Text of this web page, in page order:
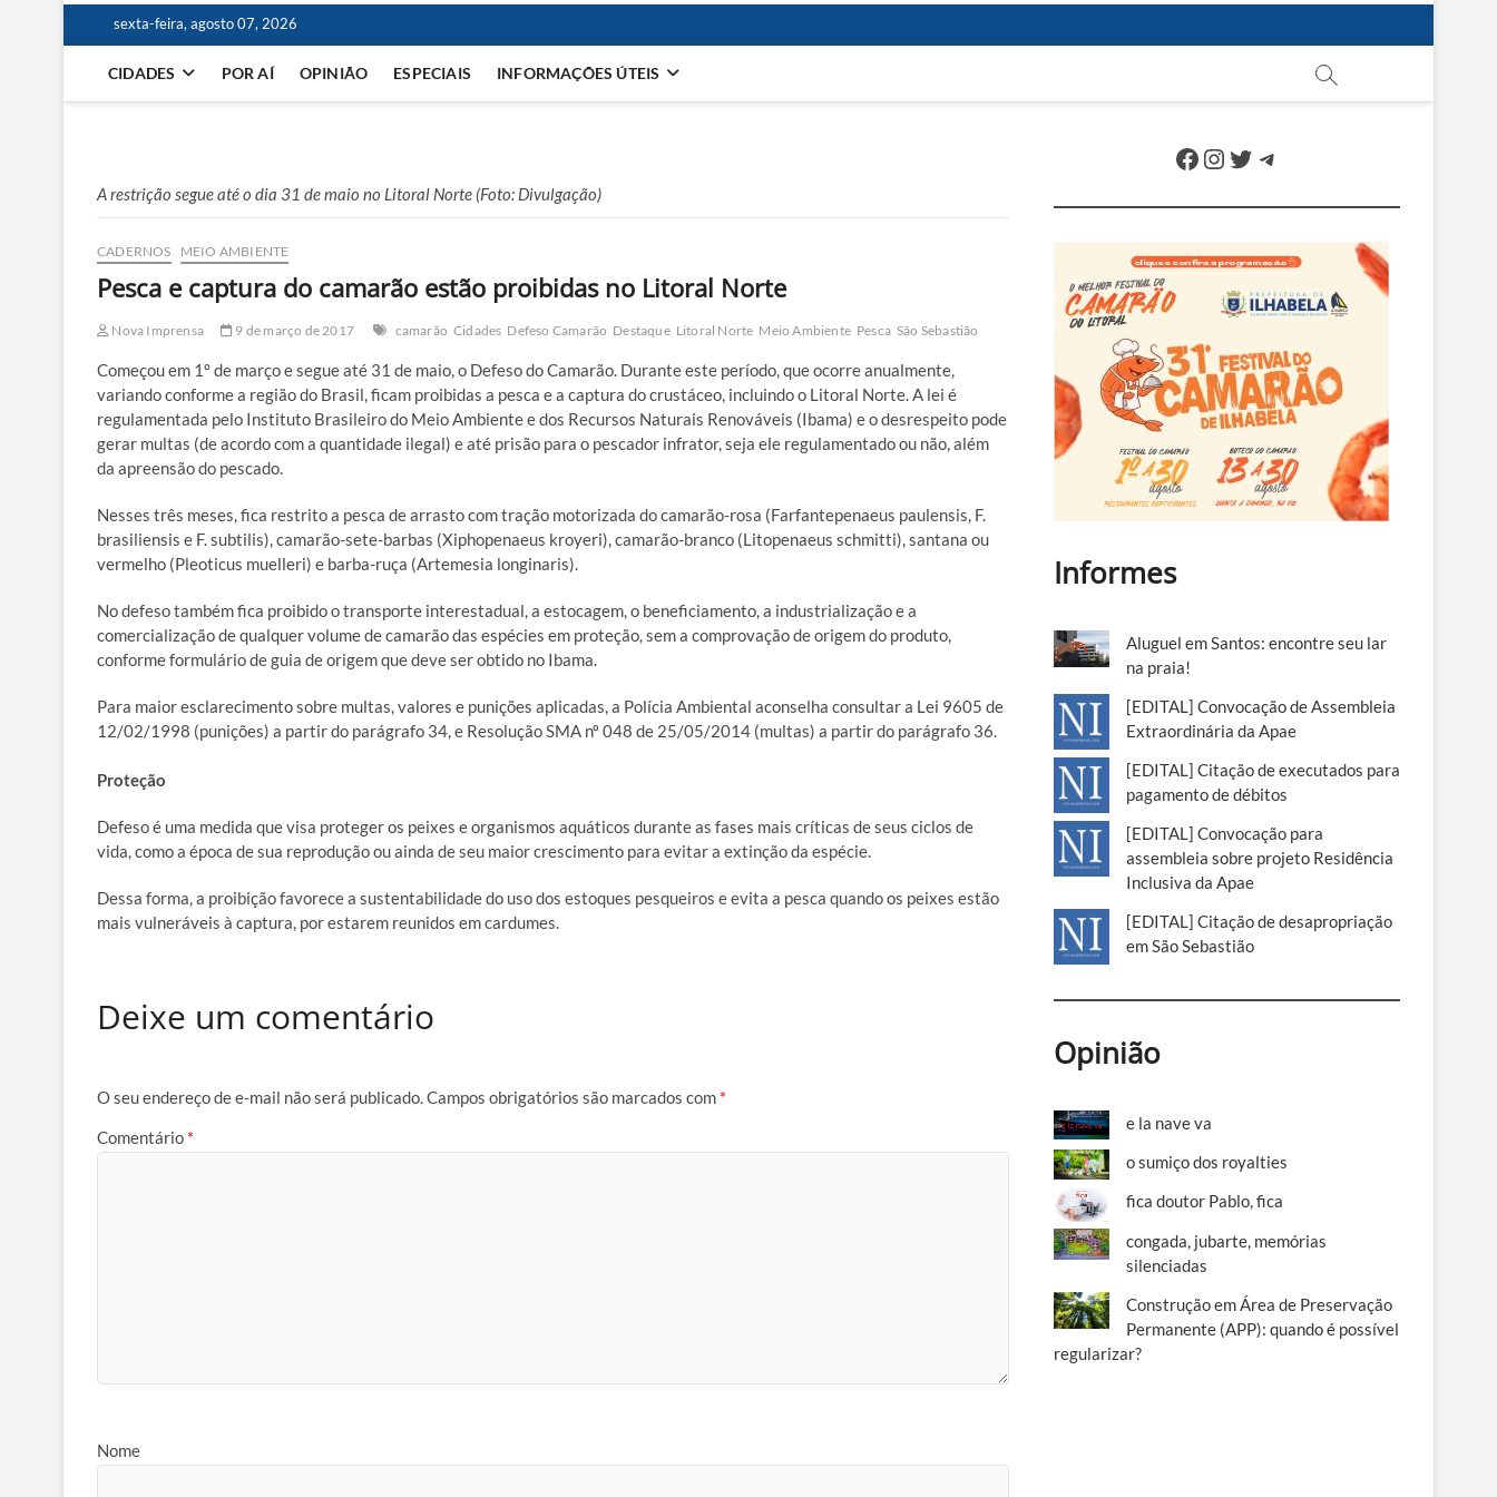
sexta-feira, agosto 07, 2026
CIDADES POR AÍ OPINIÃO ESPECIAIS INFORMAÇÕES ÚTEIS
A restrição segue até o dia 31 de maio no Litoral Norte (Foto: Divulgação)
CADERNOS MEIO AMBIENTE
Pesca e captura do camarão estão proibidas no Litoral Norte
Nova Imprensa 9 de março de 2017 camarão Cidades Defeso Camarão Destaque Litoral Norte Meio Ambiente Pesca São Sebastião
Começou em 1º de março e segue até 31 de maio, o Defeso do Camarão. Durante este período, que ocorre anualmente,
variando conforme a região do Brasil, ficam proibidas a pesca e a captura do crustáceo, incluindo o Litoral Norte. A lei é
regulamentada pelo Instituto Brasileiro do Meio Ambiente e dos Recursos Naturais Renováveis (Ibama) e o desrespeito pode
gerar multas (de acordo com a quantidade ilegal) e até prisão para o pescador infrator, seja ele regulamentado ou não, além
da apreensão do pescado.
Nesses três meses, fica restrito a pesca de arrasto com tração motorizada do camarão-rosa (Farfantepenaeus paulensis, F.
brasiliensis e F. subtilis), camarão-sete-barbas (Xiphopenaeus kroyeri), camarão-branco (Litopenaeus schmitti), santana ou
vermelho (Pleoticus muelleri) e barba-ruça (Artemesia longinaris).
No defeso também fica proibido o transporte interestadual, a estocagem, o beneficiamento, a industrialização e a
comercialização de qualquer volume de camarão das espécies em proteção, sem a comprovação de origem do produto,
conforme formulário de guia de origem que deve ser obtido no Ibama.
Para maior esclarecimento sobre multas, valores e punições aplicadas, a Polícia Ambiental aconselha consultar a Lei 9605 de
12/02/1998 (punições) a partir do parágrafo 34, e Resolução SMA nº 048 de 25/05/2014 (multas) a partir do parágrafo 36.
Proteção
Defeso é uma medida que visa proteger os peixes e organismos aquáticos durante as fases mais críticas de seus ciclos de
vida, como a época de sua reprodução ou ainda de seu maior crescimento para evitar a extinção da espécie.
Dessa forma, a proibição favorece a sustentabilidade do uso dos estoques pesqueiros e evita a pesca quando os peixes estão
mais vulneráveis à captura, por estarem reunidos em cardumes.
Deixe um comentário
O seu endereço de e-mail não será publicado.Campos obrigatórios são marcados com *
Comentário *
Nome
Facebook
Instagram
Twitter
Telegram
Informes
Aluguel em Santos: encontre seu lar
na praia!
[EDITAL] Convocação de Assembleia
Extraordinária da Apae
[EDITAL] Citação de executados para
pagamento de débitos
[EDITAL] Convocação para
assembleia sobre projeto Residência
Inclusiva da Apae
[EDITAL] Citação de desapropriação
em São Sebastião
Opinião
e la nave va
o sumiço dos royalties
fica doutor Pablo, fica
congada, jubarte, memórias
silenciadas
Construção em Área de Preservação
Permanente (APP): quando é possível
regularizar?